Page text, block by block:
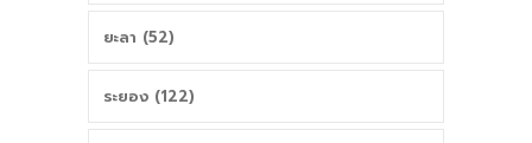
ยะลา (52)
ระยอง (122)